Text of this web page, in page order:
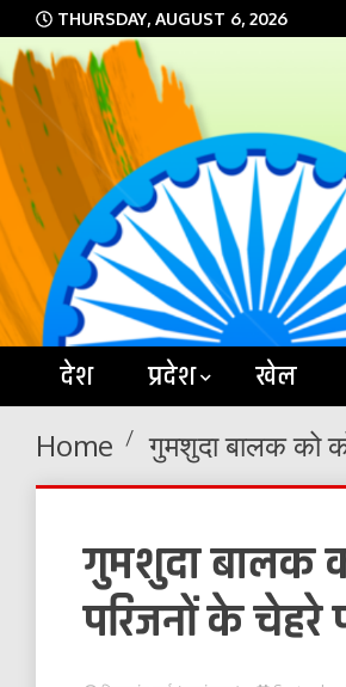
Skip
to
content
THURSDAY, AUGUST 6, 2026
देश प्रदेश खेल
Home गुमशुदा बालक को
गुमशुदा बालक
परिजनों के चेहरे